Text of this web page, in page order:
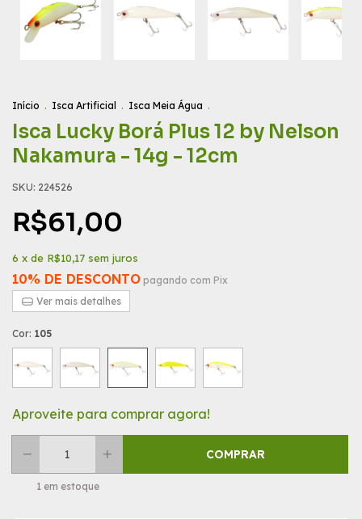
Início . Isca Artificial . Isca Meia Água .
Isca Lucky Borá Plus 12 by Nelson
Nakamura - 14g - 12cm
SKU: 224526
R$61,00
6 x de R$10,17 sem juros
10% DE DESCONTO pagando com Pix
Ver mais detalhes
Cor: 105
Aproveite para comprar agora!
1em estoque